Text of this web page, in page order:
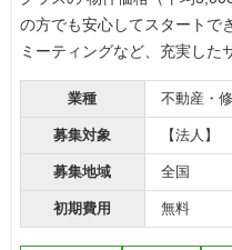
の方でも安心してスタートで
ミーティングなど、充実した
業種 不動産・
募集対象 【法人】
募集地域 全国
初期費用 無料